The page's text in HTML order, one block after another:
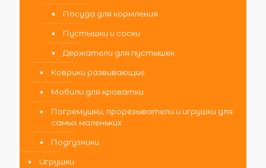
Посуда для кормления
Пустышки и соски
Держатели для пустышек
Коврики развивающие
Мобили для кроватки
Погремушки, прорезыватели и игрушки для
самых маленьких
Подгузники
Игрушки